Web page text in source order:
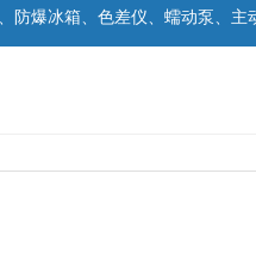
防爆冰箱、色差仪、蠕动泵、主